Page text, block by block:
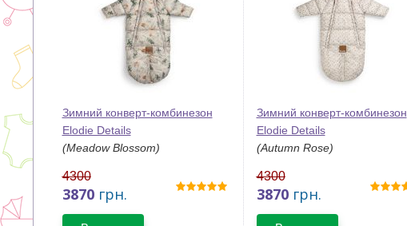
Зимний конверт-комбинезон
Elodie Details
(Meadow Blossom)
4300
3870 грн.
Зимний конверт-комбинезон
Elodie Details
(Autumn Rose)
4300
3870 грн.